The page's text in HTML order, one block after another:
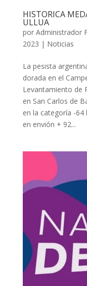
HISTORICA
ULLUA
por Administrador
2023 | Noticias
La pesista
dorada en el
Levantamiento de
en San Carlos de
en la categoría -64
en envión + 92...